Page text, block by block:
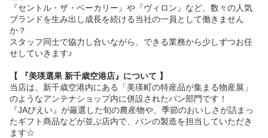
『セントル・ザ・ベーカリー』や『ヴィロン』など、数々の人気
ブランドを生み出し成長を続ける当社の一員として働きません
か？
スタッフ同士で協力し合いながら、できる業務から少しずつお任
せしていきます♪
【 『美瑛選果 新千歳空港店』について 】
当店は、新千歳空港内にある「美瑛町の特産品が集まる物産展」
のようなアンテナショップ内に併設されたパン部門です！
『JAびえい』が厳選した旬の農産物や、季節のおいしさが詰まっ
たギフト商品などが並ぶ店内で、パンの製造を担当していただき
ます☆